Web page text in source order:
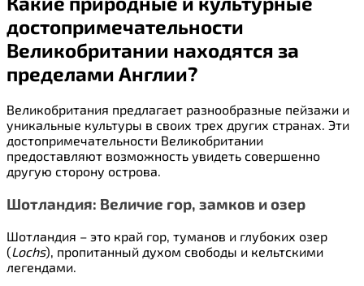
достопримечательности
Великобритании находятся за
пределами Англии?
Великобритания предлагает разнообразные пейзажи и
уникальные культуры в своих трех других странах. Эти
достопримечательности Великобритании
предоставляют возможность увидеть совершенно
другую сторону острова.
Шотландия: Величие гор, замков и озер
Шотландия – это край гор, туманов и глубоких озер
(Lochs), пропитанный духом свободы и кельтскими
легендами.